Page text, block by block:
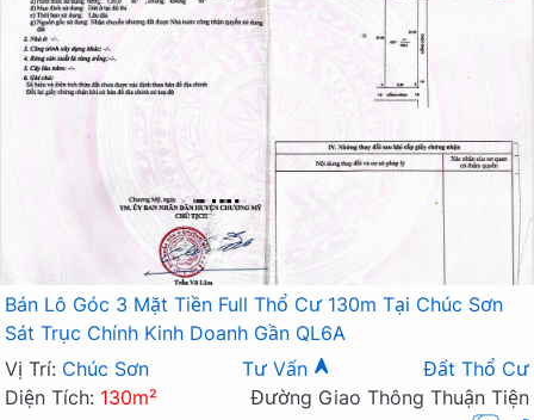
Bán Lô Góc 3 Mặt Tiền Full Thổ Cư 130m Tại Chúc Sơn
Sát Trục Chính Kinh Doanh Gần QL6A
Vị Trí: Chúc Sơn Tư Vấn
Đất Thổ Cư
Diện Tích: 130m² Đường Giao Thông Thuận Tiện